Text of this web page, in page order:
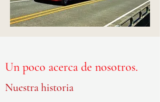
Un poco acerca de nosotros.
Nuestra historia